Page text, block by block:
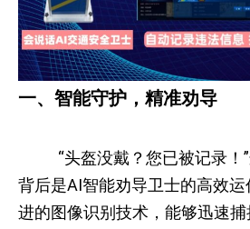
一、智能守护，精准劝导
“头盔没戴？您已被记录！
背后是AI智能劝导卫士的高效
进的图像识别技术，能够迅速